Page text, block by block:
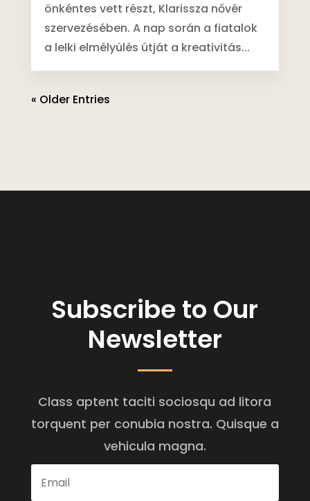
önkéntes vett részt, Klarissza nővér
szervezésében. A nap során a fiatalok
a lelki elmélyülés útját a kreativitás...
« Older Entries
Subscribe to Our
Newsletter
Class aptent taciti sociosqu ad litora
torquent per conubia nostra. Quisque a
vehicula magna.